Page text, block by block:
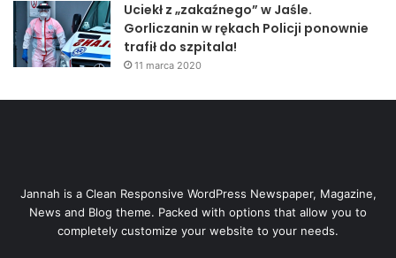
Uciekł z „zakaźnego” w Jaśle.
Gorliczanin w rękach Policji ponownie
trafił do szpitala!
11 marca 2020
Jannah is a Clean Responsive WordPress Newspaper, Magazine,
News and Blog theme. Packed with options that allow you to
completely customize your website to your needs.